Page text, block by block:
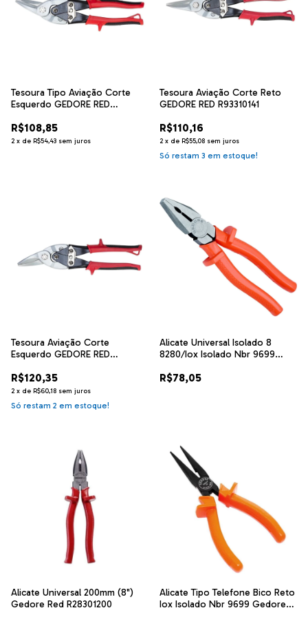
Tesoura Tipo Aviação Corte
Esquerdo GEDORE RED
R$108,85
2 x de R$54,43 sem juros
Tesoura Aviação Corte Reto
GEDORE RED R93310141
R$110,16
2 x de R$55,08 sem juros
Só restam 3 em estoque!
Tesoura Aviação Corte
Esquerdo GEDORE RED
R$120,35
2 x de R$60,18 sem juros
Só restam 2 em estoque!
Alicate Universal Isolado 8
8280/Iox Isolado Nbr 9699
R$78,05
Alicate Universal 200mm (8")
Gedore Red R28301200
Alicate Tipo Telefone Bico Reto
Iox Isolado Nbr 9699 Gedore